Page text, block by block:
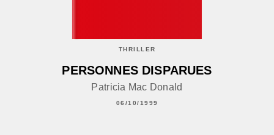
THRILLER
PERSONNES DISPARUES
Patricia Mac Donald
06/10/1999